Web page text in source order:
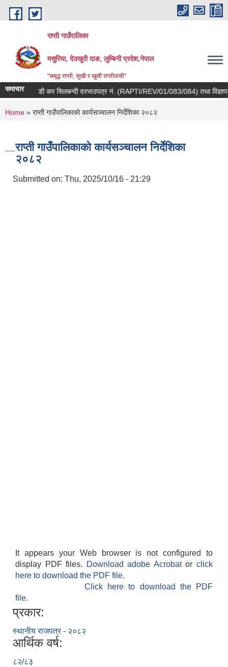
Skip to main content
राप्ती गाउँपालिका
मसुरिया, देउखुरी दाङ, लुम्बिनी प्रदेश,नेपाल
"समृद्ध राप्ती, सुखी र खुसी राप्तीवासी"
समाचारकवाडी कर सिलबन्दी दरभाउपत्र नं. (RAPTI/REV/01/083/084) तथा
You are here
Home » राप्ती गाउँपालिकाको कार्यसञ्चालन निर्देशिका २०८२
राप्ती गाउँपालिकाको कार्यसञ्चालन निर्देशिका
२०८२
Submitted on: Thu, 2025/10/16 - 21:29
It appears your Web browser is not configured to
display PDF files.
Download adobe Acrobatorclick
here to download the PDF file.
Click here to download the PDF
file.
प्रकार:
स्थानीय राजपत्र - २०८२
आर्थिक वर्ष:
८२/८३